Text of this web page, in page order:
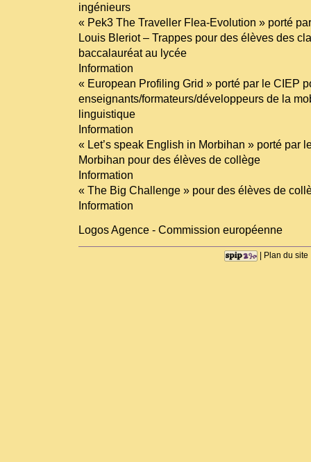
ingénieurs
« Pek3 The Traveller Flea-Evolution » porté
Louis Bleriot – Trappes pour des élèves des
baccalauréat au lycée
Information
« European Profiling Grid » porté par le CIEP
enseignants/formateurs/développeurs de la
linguistique
Information
« Let’s speak English in Morbihan » porté par
Morbihan pour des élèves de collège
Information
« The Big Challenge » pour des élèves de
Information
Logos Agence - Commission européenne
| Plan du site